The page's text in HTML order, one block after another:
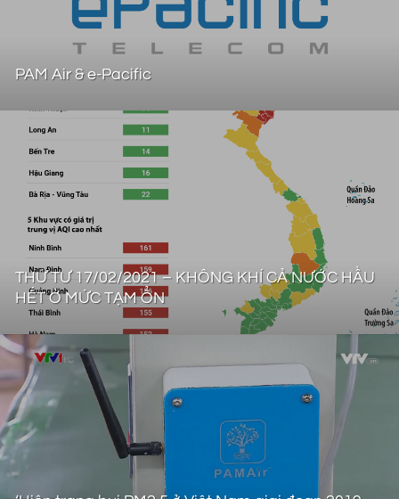
PAM Air & e-Pacific
THỨ TƯ 17/02/2021 – KHÔNG KHÍ CẢ NƯỚC HẦU
HẾT Ở MỨC TẠM ỔN